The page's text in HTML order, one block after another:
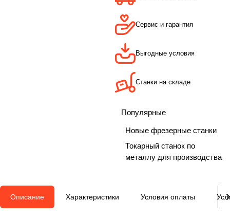
Сервис и гарантия
Выгодные условия
Станки на складе
Популярные
Новые фрезерные станки
Токарный станок по
металлу для производства
Описание Характеристики Условия оплаты